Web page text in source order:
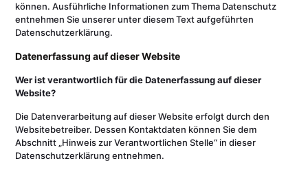
können. Ausführliche Informationen zum Thema Datenschutz
entnehmen Sie unserer unter diesem Text aufgeführten
Datenschutzerklärung.
Datenerfassung auf dieser Website
Wer ist verantwortlich für die Datenerfassung auf dieser
Website?
Die Datenverarbeitung auf dieser Website erfolgt durch den
Websitebetreiber. Dessen Kontaktdaten können Sie dem
Abschnitt „Hinweis zur Verantwortlichen Stelle“ in dieser
Datenschutzerklärung entnehmen.